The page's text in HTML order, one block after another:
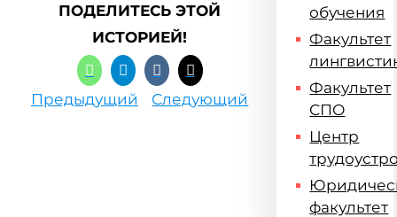
ПОДЕЛИТЕСЬ ЭТОЙ
ИСТОРИЕЙ!
Предыдущий Следующий
обучения
Факультет
Факультет
СПО
Центр
факультет